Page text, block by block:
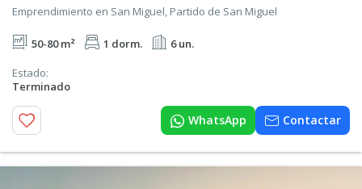
Emprendimiento en San Miguel, Partido de San Miguel
50-80 m² 1 dorm.
6 un.
Estado:
Terminado
WhatsApp Contactar